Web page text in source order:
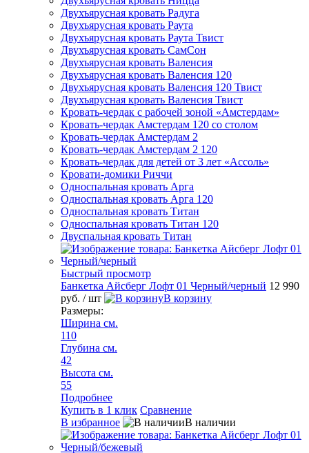
Двухъярусная кровать Радуга
Двухъярусная кровать Раута
Двухъярусная кровать Раута Твист
Двухъярусная кровать СамСон
Двухъярусная кровать Валенсия
Двухъярусная кровать Валенсия 120
Двухъярусная кровать Валенсия 120 Твист
Двухъярусная кровать Валенсия Твист
Кровать-чердак с рабочей зоной «Амстердам»
Кровать-чердак Амстердам 120 со столом
Кровать-чердак Амстердам 2
Кровать-чердак Амстердам 2 120
Кровать-чердак для детей от 3 лет «Ассоль»
Кровати-домики Риччи
Односпальная кровать Арга
Односпальная кровать Арга 120
Односпальная кровать Титан
Односпальная кровать Титан 120
Двуспальная кровать Титан
Быстрый просмотр
Банкетка Айсберг Лофт 01 Черный/черный 12 990
руб. / шт
В корзину
Размеры:
Ширина см.
110
Глубина см.
42
Высота см.
55
Подробнее
Купить в 1 клик Сравнение
В избранное
В наличии